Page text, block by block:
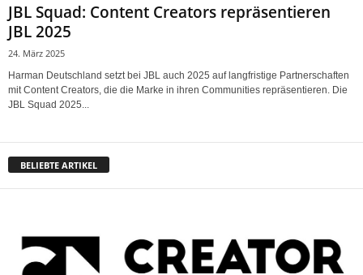
JBL Squad: Content Creators repräsentieren
JBL 2025
24. März 2025
Harman Deutschland setzt bei JBL auch 2025 auf langfristige Partnerschaften
mit Content Creators, die die Marke in ihren Communities repräsentieren. Die
JBL Squad 2025...
BELIEBTE ARTIKEL